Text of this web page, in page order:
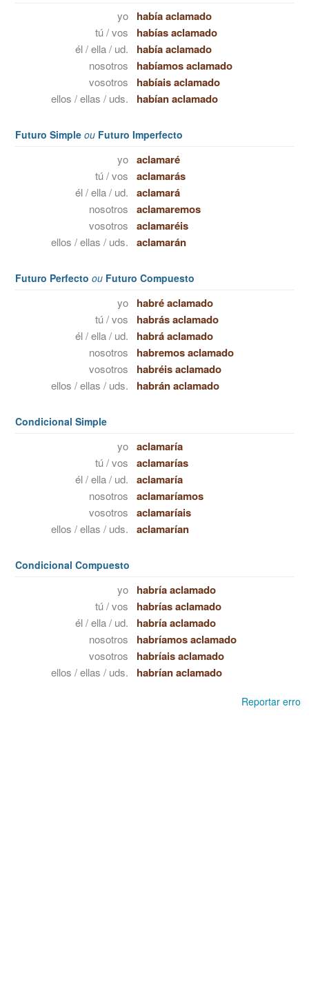
yo había aclamado
tú / vos habías aclamado
él / ella / ud. había aclamado
nosotros habíamos aclamado
vosotros habíais aclamado
ellos / ellas / uds. habían aclamado
Futuro Simple ou Futuro Imperfecto
yo aclamaré
tú / vos aclamarás
él / ella / ud. aclamará
nosotros aclamaremos
vosotros aclamaréis
ellos / ellas / uds. aclamarán
Futuro Perfecto ou Futuro Compuesto
yo habré aclamado
tú / vos habrás aclamado
él / ella / ud. habrá aclamado
nosotros habremos aclamado
vosotros habréis aclamado
ellos / ellas / uds. habrán aclamado
Condicional Simple
yo aclamaría
tú / vos aclamarías
él / ella / ud. aclamaría
nosotros aclamaríamos
vosotros aclamaríais
ellos / ellas / uds. aclamarían
Condicional Compuesto
yo habría aclamado
tú / vos habrías aclamado
él / ella / ud. habría aclamado
nosotros habríamos aclamado
vosotros habríais aclamado
ellos / ellas / uds. habrían aclamado
Reportar erro